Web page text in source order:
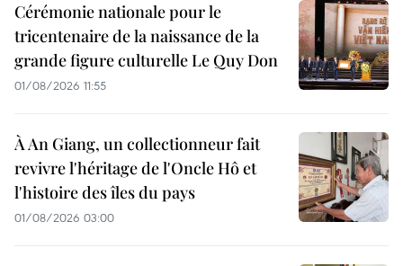
Cérémonie nationale pour le
tricentenaire de la naissance de la
grande figure culturelle Le Quy Don
01/08/2026 11:55
À An Giang, un collectionneur fait
revivre l'héritage de l'Oncle Hô et
l'histoire des îles du pays
01/08/2026 03:00